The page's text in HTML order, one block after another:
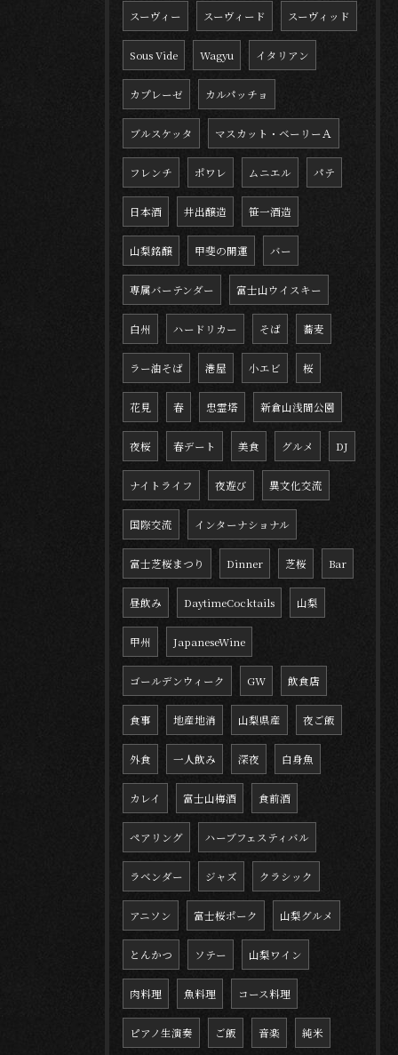
スーヴィー スーヴィード スーヴィッド
Sous Vide Wagyu イタリアン
カプレーゼ カルパッチョ
ブルスケッタ マスカット・ベーリーＡ
フレンチ ポワレ ムニエル パテ
日本酒 井出醸造 笹一酒造
山梨銘醸 甲斐の開運 バー
専属バーテンダー 富士山ウイスキー
白州 ハードリカー そば 蕎麦
ラー油そば 港屋 小エビ 桜
花見 春 忠霊塔 新倉山浅間公園
夜桜 春デート 美食 グルメ DJ
ナイトライフ 夜遊び 異文化交流
国際交流 インターナショナル
富士芝桜まつり Dinner 芝桜 Bar
昼飲み DaytimeCocktails 山梨
甲州 JapaneseWine
ゴールデンウィーク GW 飲食店
食事 地産地消 山梨県産 夜ご飯
外食 一人飲み 深夜 白身魚
カレイ 富士山梅酒 食前酒
ペアリング ハーブフェスティバル
ラベンダー ジャズ クラシック
アニソン 富士桜ポーク 山梨グルメ
とんかつ ソテー 山梨ワイン
肉料理 魚料理 コース料理
ピアノ生演奏 ご飯 音楽 純米